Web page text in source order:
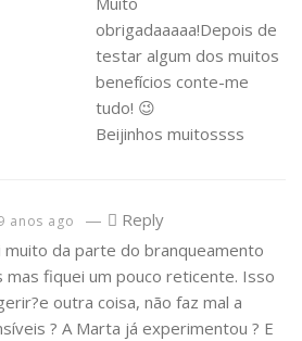
obrigadaaaaa!Depois de
testar algum dos muitos
benefícios conte-me
tudo! 😉
Beijinhos muitossss
anos ago —
Reply
muito da parte do branqueamento
mas fiquei um pouco reticente. Isso
outra coisa, não faz mal a
? A Marta já experimentou ? E